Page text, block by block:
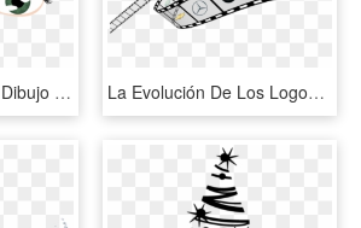
Ojos Mujer Dibujo - Dibujo De Ojos Png, Transparent Png La Evolución De Los Logos - Dibujos De La Cinta De Cine, HD Png Download